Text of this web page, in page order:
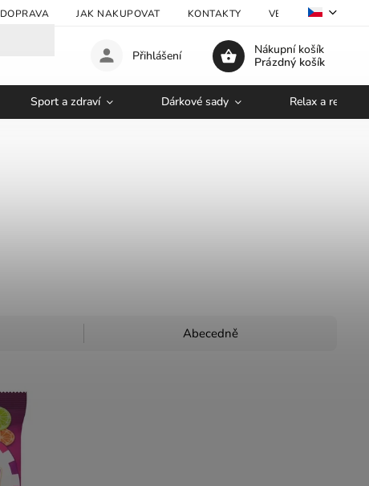
DOPRAVA JAK NAKUPOVAT KONTAKTY VELKOOBCHOD
Nákupní košík
Prázdný košík
Přihlášení
Sport a zdraví Dárkové sady Relax a
Abecedně